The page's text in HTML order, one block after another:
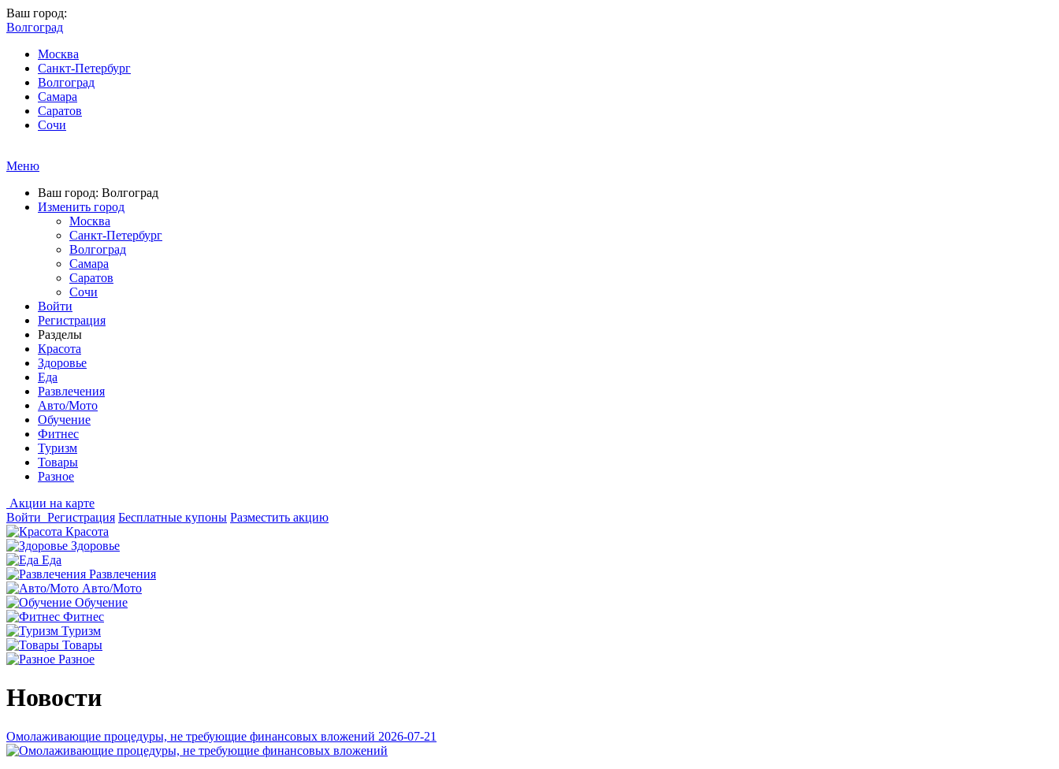
Ваш город:
Волгоград
Москва
Санкт-Петербург
Волгоград
Самара
Саратов
Сочи
Меню
Ваш город: Волгоград
Изменить город
Москва
Санкт-Петербург
Волгоград
Самара
Саратов
Сочи
Войти
Регистрация
Разделы
Красота
Здоровье
Еда
Развлечения
Авто/Мото
Обучение
Фитнес
Туризм
Товары
Разное
Акции на карте
Войти Регистрация Бесплатные купоны Разместить акцию
Красота
Здоровье
Еда
Развлечения
Авто/Мото
Обучение
Фитнес
Туризм
Товары
Разное
Новости
Омолаживающие процедуры, не требующие финансовых вложений 2026-07-21